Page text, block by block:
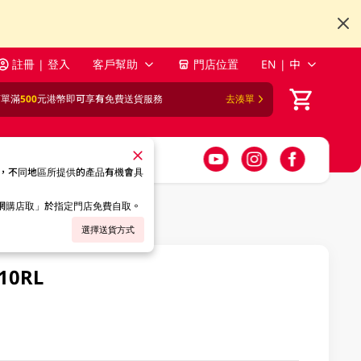
註冊 | 登入 客戶幫助 門店位置 EN | 中
滿500元港幣即可享有免費送貨服務 去湊單
不同地區所提供的產品有機會具
店取」於指定門店免費自取。
選擇送貨方式